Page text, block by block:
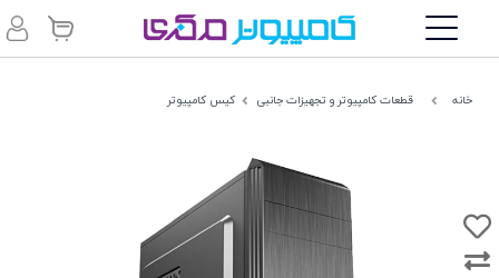
خانه قطعات کامپیوتر و تجهیزات جانبی کیس کامپیوتر